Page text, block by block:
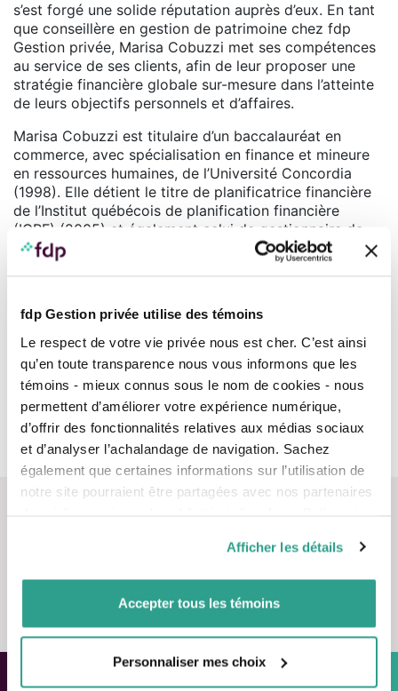
fdp Gestion privée utilise des témoins
Le respect de votre vie privée nous est cher. C’est ainsi
qu’en toute transparence nous vous informons que les
témoins - mieux connus sous le nom de cookies - nous
permettent d’améliorer votre expérience numérique,
d’offrir des fonctionnalités relatives aux médias sociaux
et d’analyser l’achalandage de navigation. Sachez
également que certaines informations sur l’utilisation de
notre site pourraient être partagées avec nos partenaires
vous leur auriez fournies ou qu’ils auraient collectées lors
de votre utilisation de leurs services.
Afficher les détails
Accepter tous les témoins
Personnaliser mes choix
s’est forgé une solide réputation auprès d’eux. En tant
que conseillère en gestion de patrimoine chez fdp
Gestion privée, Marisa Cobuzzi met ses compétences
au service de ses clients, afin de leur proposer une
stratégie financière globale sur-mesure dans l’atteinte
de leurs objectifs personnels et d’affaires.
Marisa Cobuzzi est titulaire d’un baccalauréat en
commerce, avec spécialisation en finance et mineure
en ressources humaines, de l’Université Concordia
(1998). Elle détient le titre de planificatrice financière
de l’Institut québécois de planification financière
(IQPF) (2005) et également celui de gestionnaire de
placements agréé (CIM
) octroyé par le CSI (2019).
Voyage de rêvequi accompagne des enfants en fin de
vie ou défavorisés à Walt Disney pour la journée.
Courtier membre réglementé par l’OCRI
Obtenez plus d’information sur l’inscription d’un conseiller en
consultant lesRapports info-conseiller.